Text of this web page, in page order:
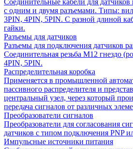
Соединительные кабели для датчиков
с одним и двумя разъемами. Типы:
3PIN, 4PIN, 5PIN. С разной длиной
гайки.
Разъемы для датчиков
Разъемы для подключения датчиков
Соединительная резьба М12 гнездо
4PIN, 5PIN.
Распределительная коробка
Применяется в промышленной
пассивного распределителя и
центральный узел, через который
передача сигналов от различных
Преобразователи сигналов
Преобразователи для согласования
датчиков с типом подключения PNP
Импульсные источники питания